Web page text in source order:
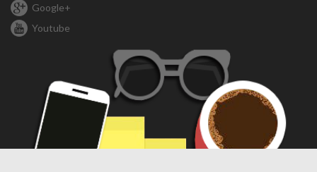
Google+
Youtube